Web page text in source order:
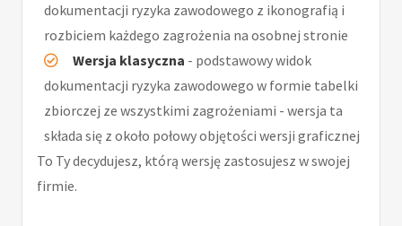
dokumentacji ryzyka zawodowego z ikonografią i
rozbiciem każdego zagrożenia na osobnej stronie
Wersja klasyczna - podstawowy widok
dokumentacji ryzyka zawodowego w formie tabelki
zbiorczej ze wszystkimi zagrożeniami - wersja ta
składa się z około połowy objętości wersji graficznej
To Ty decydujesz, którą wersję zastosujesz w swojej
firmie.